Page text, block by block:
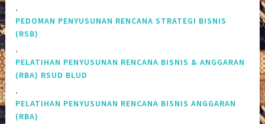
,
PEDOMAN PENYUSUNAN RENCANA STRATEGI BISNIS
(RSB)
,
PELATIHAN PENYUSUNAN RENCANA BISNIS & ANGGARAN
(RBA) RSUD BLUD
,
PELATIHAN PENYUSUNAN RENCANA BISNIS ANGGARAN
(RBA)